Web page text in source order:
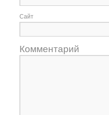
Сайт
Комментарий